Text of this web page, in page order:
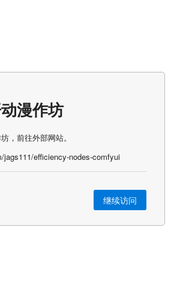
漫作坊
，前往外部网站。
jags111/efficiency-nodes-comfyui
继续访问